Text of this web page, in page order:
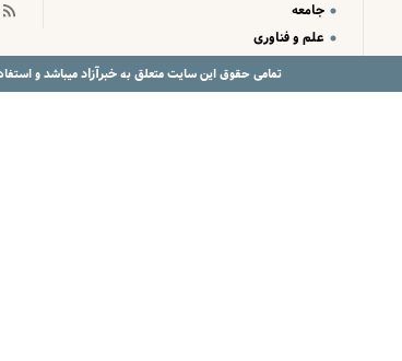
جامعه
علم و فناوری
تمامی حقوق این سایت متعلق بهخبرآزادمیباشد و